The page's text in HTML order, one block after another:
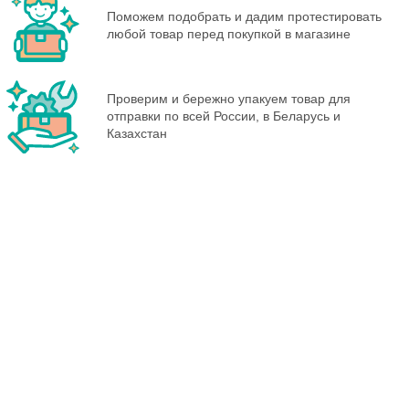
Поможем подобрать и дадим протестировать
любой товар перед покупкой в магазине
Проверим и бережно упакуем товар для
отправки по всей России, в Беларусь и
Казахстан